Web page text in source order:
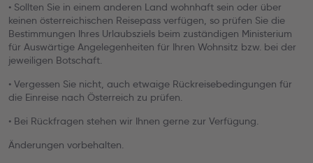
• Sollten Sie in einem anderen Land wohnhaft sein oder über
keinen österreichischen Reisepass verfügen, so prüfen Sie die
Bestimmungen Ihres Urlaubsziels beim zuständigen Ministerium
für Auswärtige Angelegenheiten für Ihren Wohnsitz bzw. bei der
jeweiligen Botschaft.
• Vergessen Sie nicht, auch etwaige Rückreisebedingungen für
die Einreise nach Österreich zu prüfen.
• Bei Rückfragen stehen wir Ihnen gerne zur Verfügung.
Änderungen vorbehalten.